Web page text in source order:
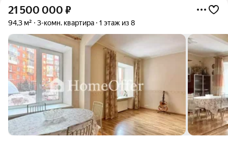
21 500 000 ₽
94,3 м² 3-комн. квартира 1 этаж из 8